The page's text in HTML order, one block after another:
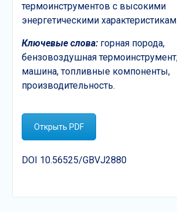
термоинструментов с высокими
энергетическими
Ключевые слова:горная порода,
бензовоздушная
машина, топливные компоненты,
производительность.
Открыть PDF
DOI 10.56525/GBVJ2880